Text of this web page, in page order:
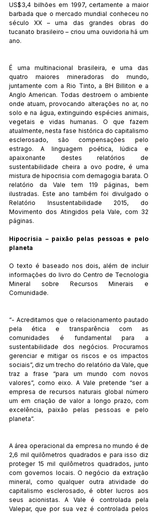
US$3,4 bilhões em 1997, certamente a maior
barbada que o mercado mundial conheceu no
século XX – uma das grandes obras do
tucanato brasileiro – criou uma ouvidoria há um
ano.
É uma multinacional brasileira, e uma das
quatro maiores mineradoras do mundo,
juntamente com a Rio Tinto, a BH Billiton e a
Anglo American. Todas destroem o ambiente
onde atuam, provocando alterações no ar, no
solo e na água, extinguindo espécies animais,
vegetais e vidas humanas. O que fazem
atualmente, nesta fase histórica do capitalismo
esclerosado, são compensações pelo
estrago. A linguagem poética, lúdica e
apaixonante destes relatórios de
sustentabilidade cheira a ovo podre, é uma
mistura de hipocrisia com demagogia barata. O
relatório da Vale tem 119 páginas, bem
ilustradas. Este ano também foi divulgado o
Relatório Insustentabilidade 2015, do
Movimento dos Atingidos pela Vale, com 32
páginas.
Hipocrisia – paixão pelas pessoas e pelo
planeta
O texto é baseado nos dois, além de incluir
informações do livro do Centro de Tecnologia
Mineral sobre Recursos Minerais e
Comunidade.
“- Acreditamos que o relacionamento pautado
pela ética e transparência com as
comunidades é fundamental para a
sustentabilidade dos negócios. Procuramos
gerenciar e mitigar os riscos e os impactos
sociais”, diz um trecho do relatório da Vale, que
traz a frase “para um mundo com novos
valores”, como eixo. A Vale pretende “ser a
empresa de recursos naturais global número
um em criação de valor a longo prazo, com
excelência, paixão pelas pessoas e pelo
planeta”.
A área operacional da empresa no mundo é de
2,6 mil quilômetros quadrados e para isso diz
proteger 15 mil quilômetros quadrados, junto
com governos locais. O negócio da extração
mineral, como qualquer outra atividade do
capitalismo esclerosado, é obter lucros aos
seus acionistas. A Vale é controlada pela
Valepar, que por sua vez é controlada pelos